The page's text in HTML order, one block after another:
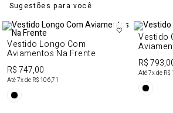
Sugestões para você
Vestido Longo Com
Aviamentos Na Frente
R$ 747,00
Até7x de R$ 106,71
Vestido
R$
Até7x de R$